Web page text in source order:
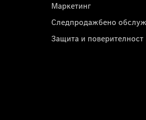
Маркетинг
Следпродажбено
Защита и поверителност